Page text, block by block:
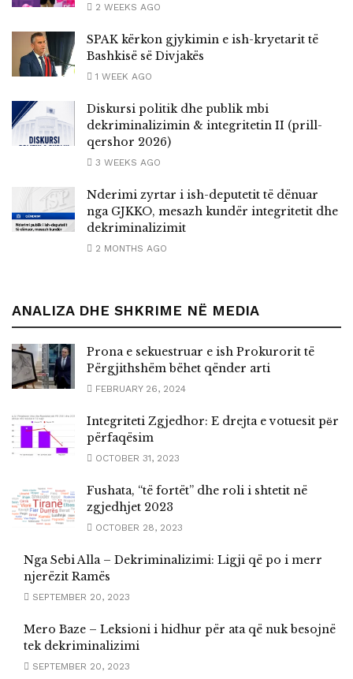
2 WEEKS AGO
SPAK kërkon gjykimin e ish-kryetarit të
Bashkisë së Divjakës
1 WEEK AGO
Diskursi politik dhe publik mbi
dekriminalizimin & integritetin II (prill-
qershor 2026)
3 WEEKS AGO
Nderimi zyrtar i ish-deputetit të dënuar
nga GJKKO, mesazh kundër integritetit dhe
dekriminalizimit
2 MONTHS AGO
ANALIZA DHE SHKRIME NË MEDIA
Prona e sekuestruar e ish Prokurorit të
Përgjithshëm bëhet qënder arti
FEBRUARY 26, 2024
Integriteti Zgjedhor: E drejta e votuesit pёr
përfaqësim
OCTOBER 31, 2023
Fushata, “të fortët” dhe roli i shtetit në
zgjedhjet 2023
OCTOBER 28, 2023
Nga Sebi Alla – Dekriminalizimi: Ligji që po i merr
njerëzit Ramës
SEPTEMBER 20, 2023
Mero Baze – Leksioni i hidhur për ata që nuk besojnë
tek dekriminalizimi
SEPTEMBER 20, 2023